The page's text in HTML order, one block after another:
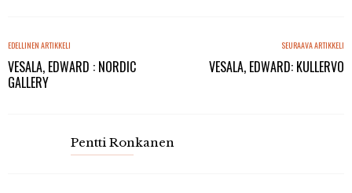
EDELLINEN ARTIKKELI
VESALA, EDWARD : NORDIC
GALLERY
SEURAAVA ARTIKKELI
VESALA, EDWARD: KULLERVO
Pentti Ronkanen